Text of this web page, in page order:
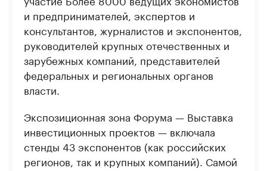
и предпринимателей, экспертов и
консультантов, журналистов и экспонентов,
руководителей крупных отечественных и
зарубежных компаний, представителей
федеральных и региональных органов
власти.
Экспозиционная зона Форума — Выставка
инвестиционных проектов — включала
стенды 43 экспонентов (как российских
регионов, так и крупных компаний). Самой